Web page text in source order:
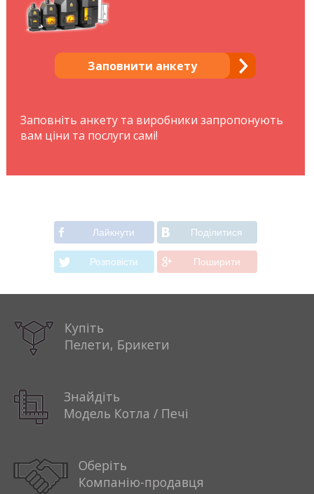
Заповнити анкету
Заповніть анкету та виробники запропонують
вам ціни та послуги самі!
Лайкнути Подiлитися
Розповiсти Поширити
Купіть
Пелети, Брикети
Знайдіть
Модель Котла / Печі
Оберіть
Компанію-продавця